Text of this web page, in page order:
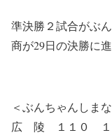
準決勝２試合がぶ
商が29日の決勝に進
＜ぶんちゃんしま
広 陵 １１０ １